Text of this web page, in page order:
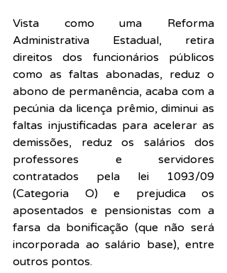
Vista como uma Reforma
Administrativa Estadual, retira
direitos dos funcionários públicos
como as faltas abonadas, reduz o
abono de permanência, acaba com a
pecúnia da licença prêmio, diminui as
faltas injustificadas para acelerar as
demissões, reduz os salários dos
professores e servidores
contratados pela lei 1093/09
(Categoria O) e prejudica os
aposentados e pensionistas com a
farsa da bonificação (que não será
incorporada ao salário base), entre
outros pontos.